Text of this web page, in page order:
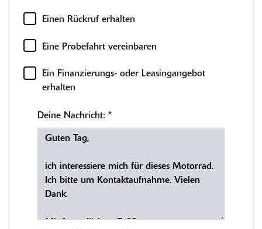
Einen Rückruf erhalten
Eine Probefahrt vereinbaren
Ein Finanzierungs- oder Leasingangebot
erhalten
Deine Nachricht: *